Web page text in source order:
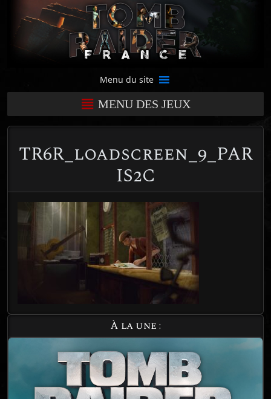
Menu du site
MENU DES JEUX
TR6R_loadscreen_9_PAR
IS2C
À la une :